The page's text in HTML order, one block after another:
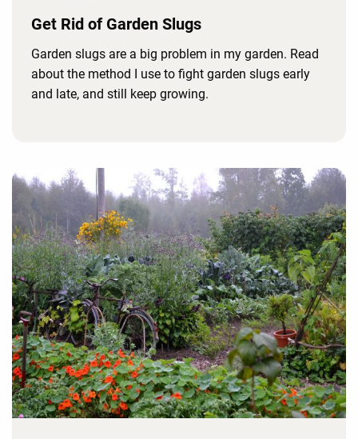
Get Rid of Garden Slugs
Garden slugs are a big problem in my garden. Read
about the method I use to fight garden slugs early
and late, and still keep growing.